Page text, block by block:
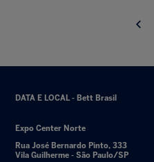
DATA E LOCAL - Bett Brasil
Expo Center Norte
Rua José Bernardo Pinto, 333
Vila Guilherme - São Paulo/SP